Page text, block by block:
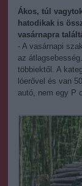
Ákos, túl
hatodikak is
vasárnapra
- A vasárnapi
az
többiektől. A
lóerővel és van
autó, nem egy P